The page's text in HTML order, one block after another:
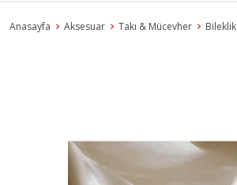
Anasayfa Aksesuar Takı & Mücevher Bileklik